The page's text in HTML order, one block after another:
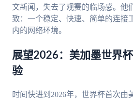
文新闻，失去了观赛的临场感。他
致：一个稳定、快速、简单的连接
内的网络环境。
展望2026：美加墨世界
验
时间快进到2026年，世界杯首次由